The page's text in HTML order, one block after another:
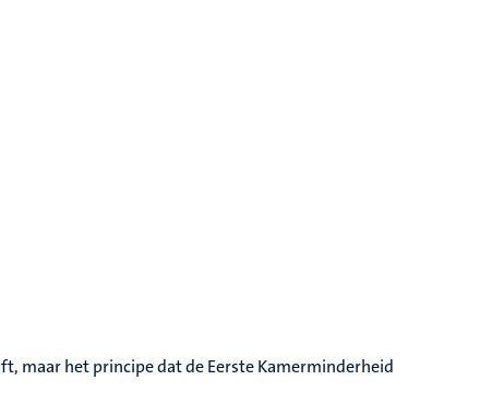
maar het principe dat de Eerste Kamerminderheid